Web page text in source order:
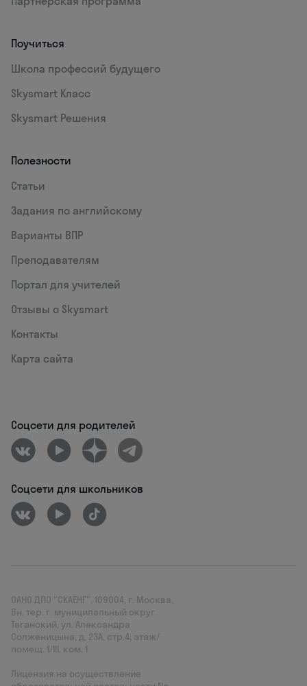
Поучиться
Школа профессий будущего
Skysmart Класс
Skysmart Решения
Полезности
Статьи
Задания по английскому
Варианты ВПР
Преподавателям
Портал для учителей
Отзывы о Skysmart
Контакты
Карта сайта
Соцсети для родителей
Соцсети для школьников
ОАНО ДПО "СКАЕНГ", 109004, г. Москва,
Вн. тер. г. муниципальный округ
Таганский, ул. Александра
Солженицына, д. 23А, стр.4, этаж/
помещ. 1/III, ком. 1
Лицензия на осуществление